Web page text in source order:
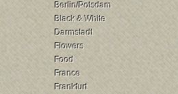
Berlin/Potsdam
Black & White
Darmstadt
Flowers
Food
France
Frankfurt